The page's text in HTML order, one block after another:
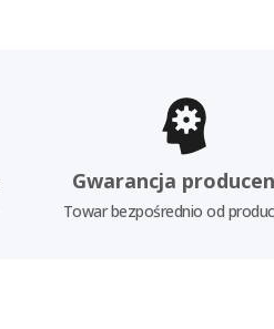
Gwarancja
Towar bezpośrednio od